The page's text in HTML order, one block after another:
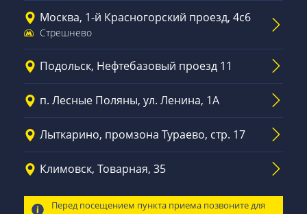
Москва, 1-й Красногорский проезд, 4с6
Стрешнево
Подольск, Нефтебазовый проезд 11
п. Лесные Поляны, ул. Ленина, 1А
Лыткарино, промзона Тураево, стр. 17
Климовск, Товарная, 35
Перед посещением пункта приема позвоните для